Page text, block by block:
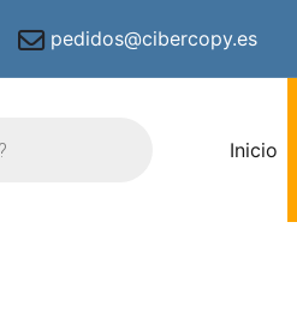
pedidos@cibercopy.es
Inicio